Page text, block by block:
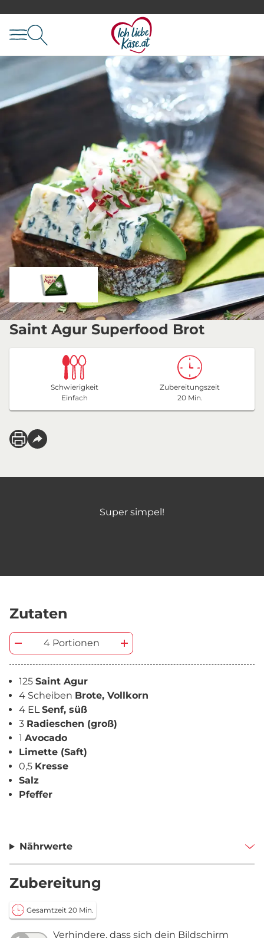
Saint Agur Superfood Brot
Schwierigkeit
Einfach
Zubereitungszeit
20 Min.
Super simpel!
Zutaten
4 Portionen
125 Saint Agur
4 Scheiben Brote, Vollkorn
4 ELSenf, süß
3 Radieschen (groß)
1 Avocado
Limette (Saft)
0,5 Kresse
Salz
Pfeffer
Nährwerte
Zubereitung
Gesamtzeit 20 Min.
Verhindere, dass sich dein Bildschirm